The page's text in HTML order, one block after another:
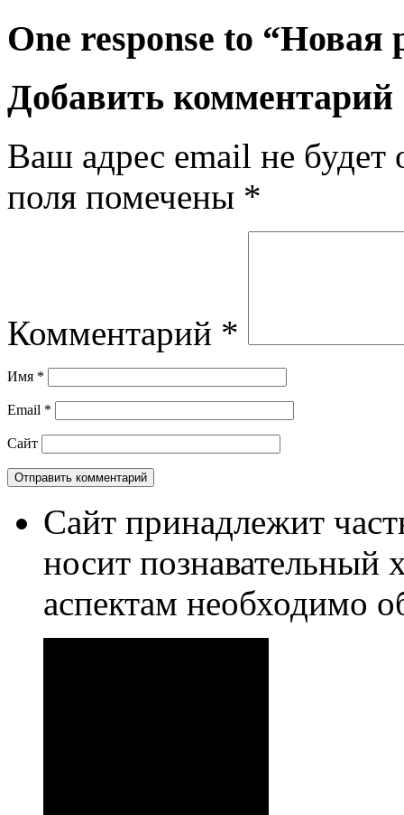
One response to “Новая
Добавить комментарий
Ваш адрес email не будет
поля помечены *
Комментарий *
Имя *
Email *
Сайт
Сайт принадлежит
носит познавательный
аспектам необходимо